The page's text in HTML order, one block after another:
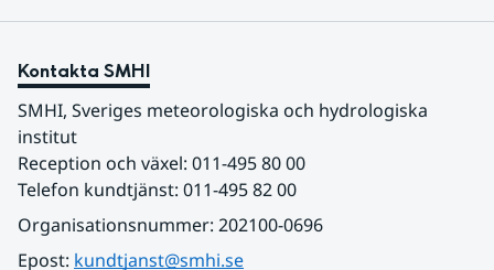
Kontakta SMHI
SMHI, Sveriges meteorologiska och hydrologiska
institut
Reception och växel: 011-495 80 00
Telefon kundtjänst: 011-495 82 00
Organisationsnummer: 202100-0696
Epost: kundtjanst@smhi.se